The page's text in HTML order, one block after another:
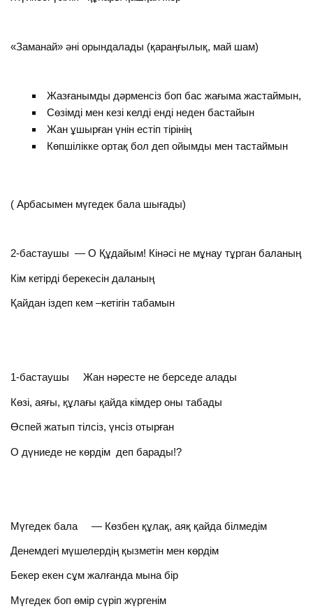
«Заманай» әні орындалады (қараңғылық, май шам)
Жазғанымды дәрменсіз боп бас жағыма жастаймын,
Сөзімді мен кезі келді енді неден бастайын
Жан ұшырған үнін естіп тірінің
Көпшілікке ортақ бол деп ойымды мен тастаймын
( Арбасымен мүгедек бала шығады)
2-бастаушы — О Құдайым! Кінәсі не мұнау тұрган баланың
Кім кетірді берекесін даланың
Қайдан іздеп кем –кетігін табамын
1-бастаушы Жан нәресте не берседе алады
Көзі, аяғы, құлағы қайда кімдер оны табады
Өспей жатып тілсіз, үнсіз отырған
О дүниеде не көрдім деп барады!?
Мүгедек бала — Көзбен құлақ, аяқ қайда білмедім
Денемдегі мүшелердің қызметін мен көрдім
Бекер екен сұм жалғанда мына бір
Мүгедек боп өмір сүріп жүргенім